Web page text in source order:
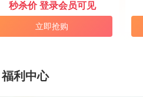
秒杀价 登录会员可见
立即抢购
福利中心